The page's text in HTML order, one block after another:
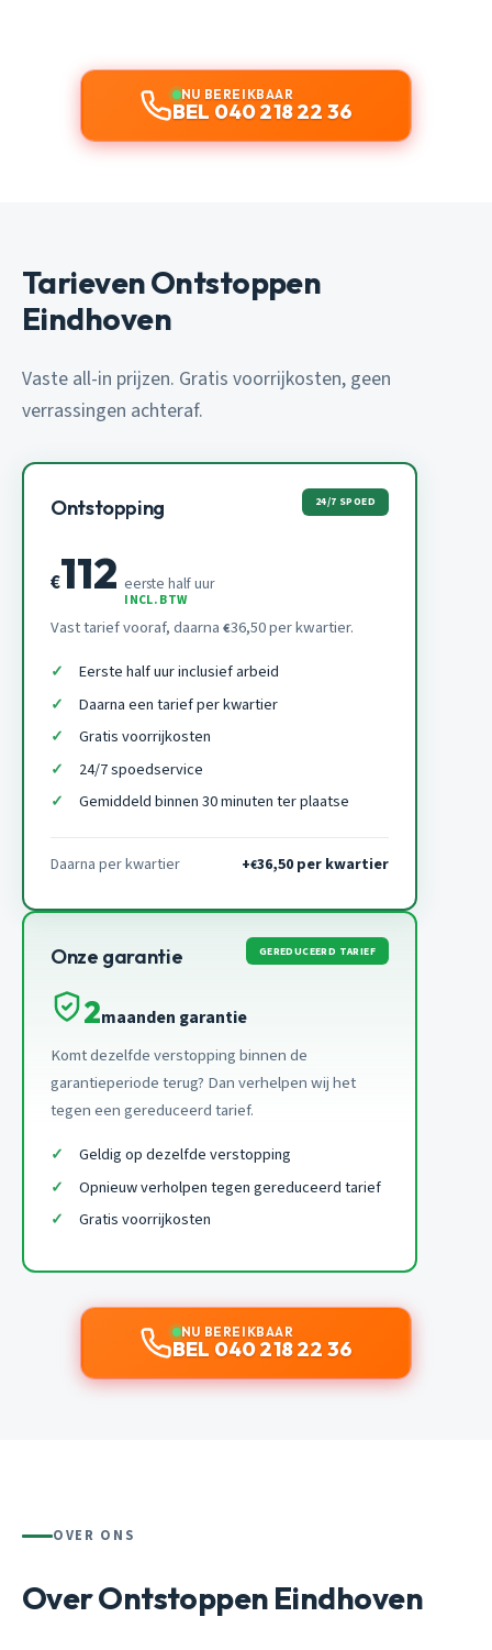
NU BEREIKBAAR
BEL 040 218 22 36
Tarieven Ontstoppen
Eindhoven
Vaste all-in prijzen. Gratis voorrijkosten, geen
verrassingen achteraf.
Ontstopping 24/7 SPOED
€112 eerste half uur
INCL. BTW
Vast tarief vooraf, daarna €36,50 per kwartier.
Eerste half uur inclusief arbeid
Daarna een tarief per kwartier
Gratis voorrijkosten
24/7 spoedservice
Gemiddeld binnen 30 minuten ter plaatse
Daarna per kwartier +€36,50 per kwartier
Onze garantie GEREDUCEERD TARIEF
2maanden garantie
Komt dezelfde verstopping binnen de
garantieperiode terug? Dan verhelpen wij het
tegen een gereduceerd tarief.
Geldig op dezelfde verstopping
Opnieuw verholpen tegen gereduceerd tarief
Gratis voorrijkosten
NU BEREIKBAAR
BEL 040 218 22 36
OVER ONS
Over Ontstoppen Eindhoven